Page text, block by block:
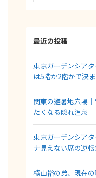
最近の投稿
東京ガーデンシア
は5階か2階かで決
関東の避暑地穴場
たくなる隠れ温泉
東京ガーデンシア
ナ見えない席の逆
横山裕の弟、現在